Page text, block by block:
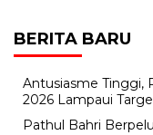
BERITA BARU
Antusiasme Tinggi,
2026 Lampaui
Pathul Bahri